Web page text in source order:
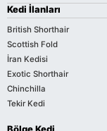
Kedi İlanları
British Shorthair
Scottish Fold
İran Kedisi
Exotic Shorthair
Chinchilla
Tekir Kedi